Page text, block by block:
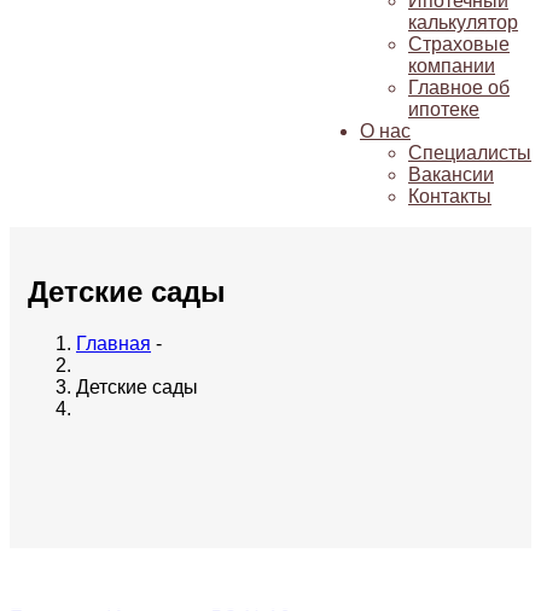
калькулятор
Страховые
компании
Главное об
ипотеке
О нас
Специалисты
Вакансии
Контакты
Детские сады
Главная -
Детские сады